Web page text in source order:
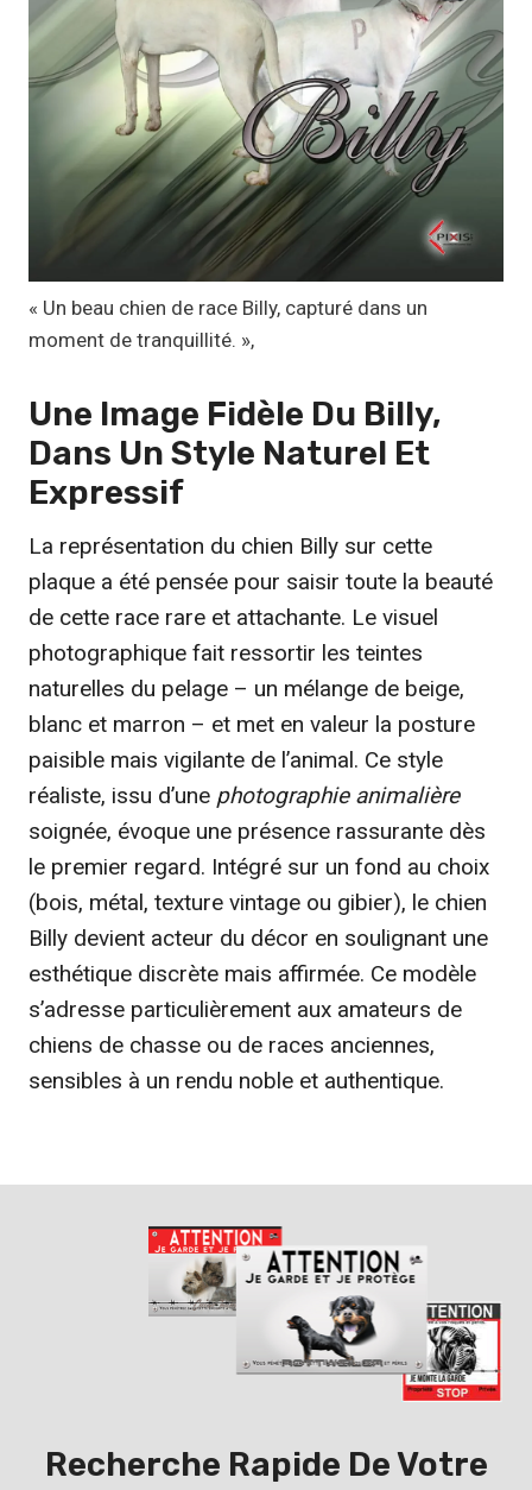
1
,
1
7
€
à
1
,
9
€
« Un beau chien de race Billy, capturé dans un
moment de tranquillité. »,
Une Image Fidèle Du Billy,
Dans Un Style Naturel Et
Expressif
La représentation du chien Billy sur cette
plaque a été pensée pour saisir toute la beauté
de cette race rare et attachante. Le visuel
photographique fait ressortir les teintes
naturelles du pelage – un mélange de beige,
blanc et marron – et met en valeur la posture
paisible mais vigilante de l’animal. Ce style
réaliste, issu d’une photographie animalière
soignée, évoque une présence rassurante dès
le premier regard. Intégré sur un fond au choix
(bois, métal, texture vintage ou gibier), le chien
Billy devient acteur du décor en soulignant une
esthétique discrète mais affirmée. Ce modèle
s’adresse particulièrement aux amateurs de
chiens de chasse ou de races anciennes,
sensibles à un rendu noble et authentique.
Recherche Rapide De Votre